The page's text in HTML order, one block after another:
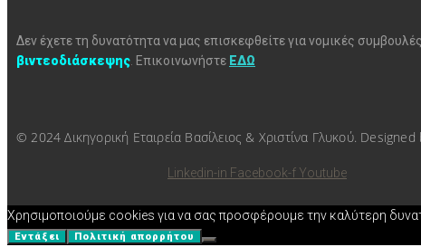
Δεν έχετε τη δυνατότητα να μας επισκεφθείτε για νομικές
βιντεοδιάσκεψης Επικοινωνήστε ΕΔΩ
© 2024 Δικηγορική Εταιρεία Βασίλειος & Χριστίνα Γλυκού. Designed
Linkedin-in Facebook-f Youtube
Χρησιμοποιούμε cookies για να σας προσφέρουμε την καλύτερη
Εντάξει Πολιτική απορρήτου